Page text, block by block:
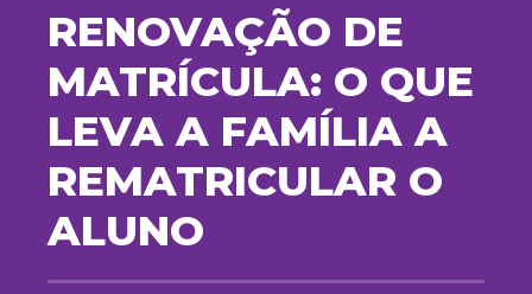
RENOVAÇÃO DE
MATRÍCULA: O QUE
LEVA A FAMÍLIA A
REMATRICULAR O
ALUNO